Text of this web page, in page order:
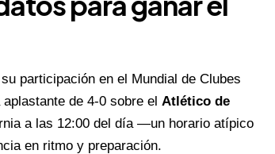
participación en el Mundial de Clubes
de 4-0 sobre el Atlético de
a las 12:00 del día —un horario atípico
en ritmo y preparación.